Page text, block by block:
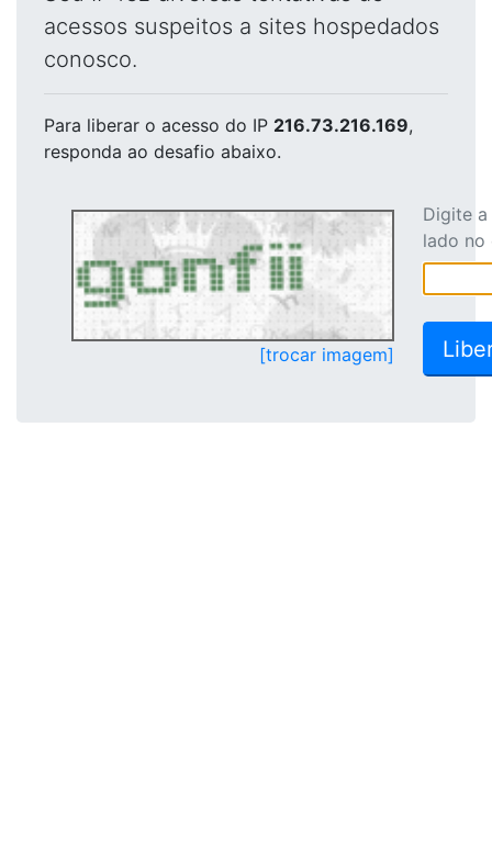
acessos suspeitos a sites hospedados
conosco.
Para liberar o acesso do IP 216.73.216.169,
responda ao desafio abaixo.
[trocar imagem]
Digite
lado no